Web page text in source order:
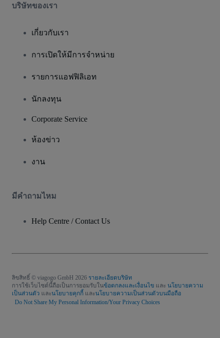
บริษัทของเรา
เกี่ยวกับเรา
การเปิดให้มีการจำหน่าย
รายการแอฟฟิลิเอท
นักลงทุน
Corporate Service
ห้องข่าว
งาน
มีคําถามไหม
Help Centre / Contact Us
ลิขสิทธิ์ © viagogo GmbH 2026 รายละเอียดบริษัท
การใช้เว็บไซต์นี้ถือเป็นการยอมรับในข้อตกลงและเงื่อนไข และ นโยบายความ
เป็นส่วนตัว และนโยบายคุกกี้ และนโยบายความเป็นส่วนตัวบนมือถือ
Do Not Share My Personal Information/Your Privacy Choices